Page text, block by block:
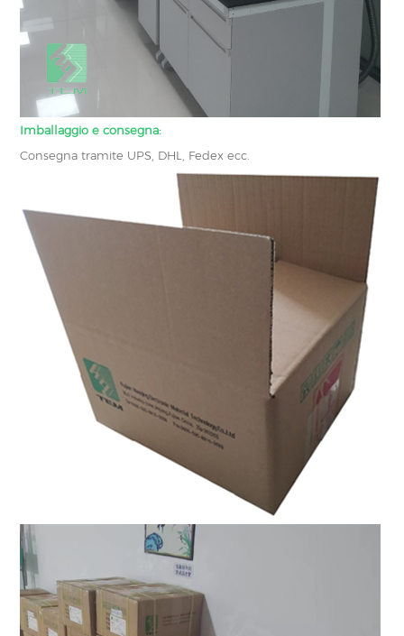
Imballaggio e consegna:
Consegna tramite UPS, DHL, Fedex ecc.